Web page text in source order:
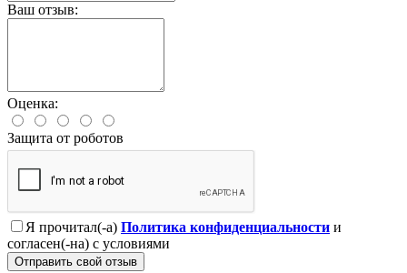
Ваш отзыв:
Оценка:
Защита от роботов
Я прочитал(-а) Политика конфиденциальности и
согласен(-на) с условиями
Отправить свой отзыв